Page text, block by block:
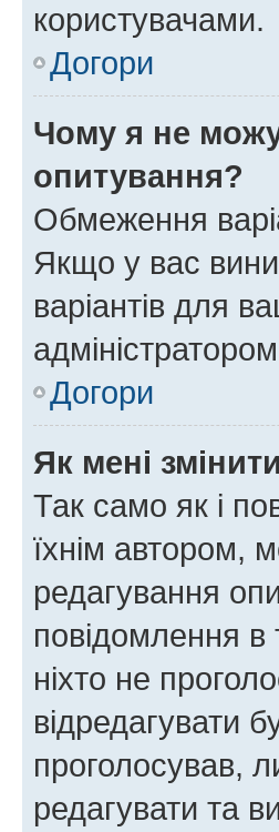
користувачами.
Догори
Чому я не можу
опитування?
Обмеження
Якщо у вас
варіантів для
Догори
Як мені
Так само як і
їхнім автором,
редагування
повідомлення
ніхто не
відредагувати
проголосував,
редагувати та